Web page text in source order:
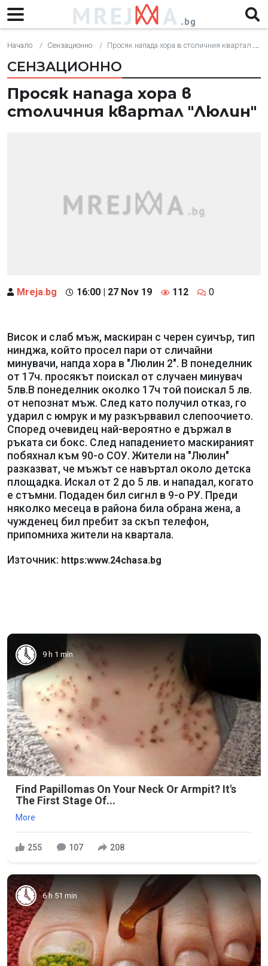
Начало Сензационно Просяк напада хора в столичния квартал "Люлин"
СЕНЗАЦИОННО
Просяк напада хора в
столичния квартал "Люлин"
Mreja.bg 16:00 | 27 Nov 19 112 0
Висок и слаб мъж, маскиран с черен суичър, тип
нинджа, който просел пари от сличайни
минувачи, напда хора в "Люлин 2". В понеделник
от 17ч. просякът поискал от случаен минувач
5лв.В понеделник околко 17ч той поискал 5 лв.
от непознат мъж. След като получил отказ, го
ударил с юмрук и му разкървавил слепоочието.
Според очевидец най-вероятно е държал в
ръката си бокс. След нападението маскираният
побяхнал към 90-о СОУ. Жители на "Люлин"
разказват, че мъжът се навъртал около детска
площадка. Искал от 2 до 5 лв. и нападал, когато
е стъмни. Подаден бил сигнл в 9-о РУ. Преди
няколко месеца в района била обрана жена, а
чужденец бил пребит за скъп телефон,
припомниха жители на квартала.
Източник: https:www.24chasa.bg
9 h 1 min
Find Papillomas On Your Neck Or Armpit? It's
The First Stage Of...
More
255 107 208
6 h 51 min